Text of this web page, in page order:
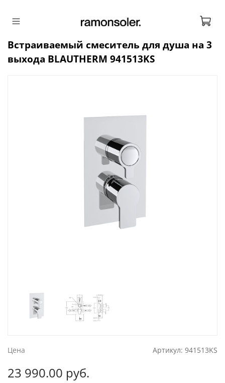
Цена Артикул: 941513KS
Встраиваемый смеситель для душа на 3
выхода BLAUTHERM 941513KS
23 990.00 руб.